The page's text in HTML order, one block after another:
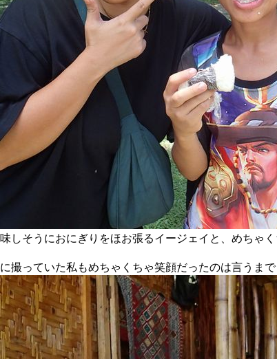
しそうにおにぎりをほお張るイージェイと、めちゃ
撮っていた私もめちゃくちゃ笑顔だったのは言うまで